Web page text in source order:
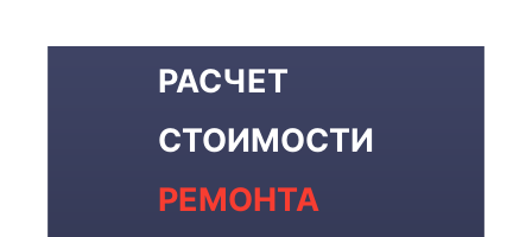
РАСЧЕТ
СТОИМОСТИ
РЕМОНТА